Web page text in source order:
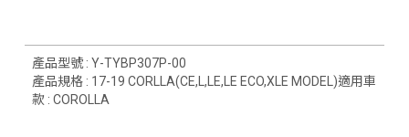
產品型號 : Y-TYBP307P-00
產品規格 : 17-19 CORLLA(CE,L,LE,LE ECO,XLE MODEL)適用車
款 : COROLLA